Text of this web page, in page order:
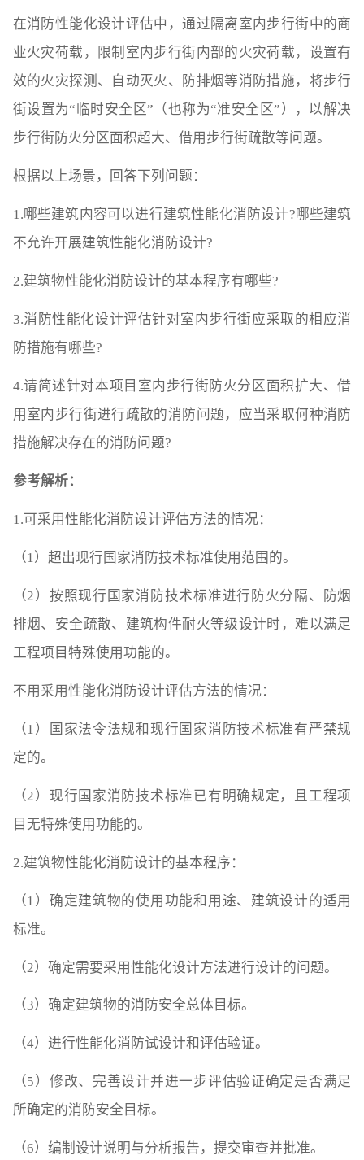
在消防性能化设计评估中，通过隔离室内步行街中的商
业火灾荷载，限制室内步行街内部的火灾荷载，设置有
效的火灾探测、自动灭火、防排烟等消防措施，将步行
街设置为“临时安全区”（也称为“准安全区”），以解决
步行街防火分区面积超大、借用步行街疏散等问题。
根据以上场景，回答下列问题：
1.哪些建筑内容可以进行建筑性能化消防设计?哪些建筑
不允许开展建筑性能化消防设计?
2.建筑物性能化消防设计的基本程序有哪些?
3.消防性能化设计评估针对室内步行街应采取的相应消
防措施有哪些?
4.请简述针对本项目室内步行街防火分区面积扩大、借
用室内步行街进行疏散的消防问题，应当采取何种消防
措施解决存在的消防问题?
参考解析：
1.可采用性能化消防设计评估方法的情况：
（1）超出现行国家消防技术标准使用范围的。
（2）按照现行国家消防技术标准进行防火分隔、防烟
排烟、安全疏散、建筑构件耐火等级设计时，难以满足
工程项目特殊使用功能的。
不用采用性能化消防设计评估方法的情况：
（1）国家法令法规和现行国家消防技术标准有严禁规
定的。
（2）现行国家消防技术标准已有明确规定，且工程项
目无特殊使用功能的。
2.建筑物性能化消防设计的基本程序：
（1）确定建筑物的使用功能和用途、建筑设计的适用
标准。
（2）确定需要采用性能化设计方法进行设计的问题。
（3）确定建筑物的消防安全总体目标。
（4）进行性能化消防试设计和评估验证。
（5）修改、完善设计并进一步评估验证确定是否满足
所确定的消防安全目标。
（6）编制设计说明与分析报告，提交审查并批准。